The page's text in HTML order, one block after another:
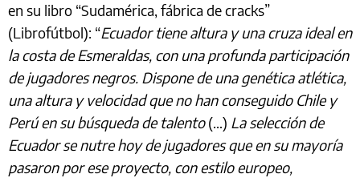
en su libro “Sudamérica, fábrica de cracks”
(Librofútbol): “Ecuador tiene altura y una cruza ideal en
la costa de Esmeraldas, con una profunda participación
de jugadores negros. Dispone de una genética atlética,
una altura y velocidad que no han conseguido Chile y
Perú en su búsqueda de talento(…) La selección de
Ecuador se nutre hoy de jugadores que en su mayoría
pasaron por ese proyecto, con estilo europeo,